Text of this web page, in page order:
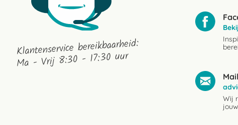
Klantenservice bereikbaarheid:
Ma - Vrij 8:30 - 17:30 uur
Mail
Wij